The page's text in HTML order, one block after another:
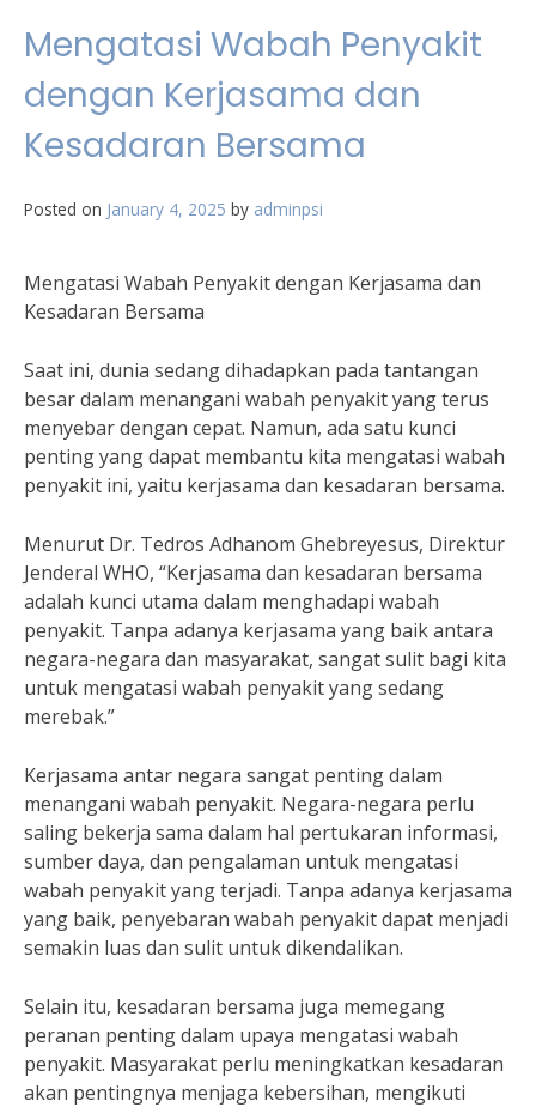
Mengatasi Wabah Penyakit
dengan Kerjasama dan
Kesadaran Bersama
Posted on January 4, 2025 by adminpsi
Mengatasi Wabah Penyakit dengan Kerjasama dan
Kesadaran Bersama
Saat ini, dunia sedang dihadapkan pada tantangan
besar dalam menangani wabah penyakit yang terus
menyebar dengan cepat. Namun, ada satu kunci
penting yang dapat membantu kita mengatasi wabah
penyakit ini, yaitu kerjasama dan kesadaran bersama.
Menurut Dr. Tedros Adhanom Ghebreyesus, Direktur
Jenderal WHO, “Kerjasama dan kesadaran bersama
adalah kunci utama dalam menghadapi wabah
penyakit. Tanpa adanya kerjasama yang baik antara
negara-negara dan masyarakat, sangat sulit bagi kita
untuk mengatasi wabah penyakit yang sedang
merebak.”
Kerjasama antar negara sangat penting dalam
menangani wabah penyakit. Negara-negara perlu
saling bekerja sama dalam hal pertukaran informasi,
sumber daya, dan pengalaman untuk mengatasi
wabah penyakit yang terjadi. Tanpa adanya kerjasama
yang baik, penyebaran wabah penyakit dapat menjadi
semakin luas dan sulit untuk dikendalikan.
Selain itu, kesadaran bersama juga memegang
peranan penting dalam upaya mengatasi wabah
penyakit. Masyarakat perlu meningkatkan kesadaran
akan pentingnya menjaga kebersihan, mengikuti